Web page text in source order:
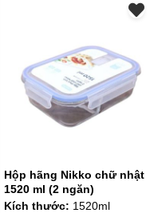
Hộp hãng Nikko chữ nhật
1520 ml (2 ngăn)
Kích thước: 1520ml